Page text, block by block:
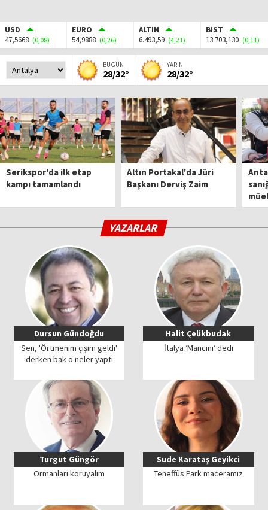
USD
47,5668 (0,08)
EURO
54,9888 (0,26)
ALTIN
6.493,59 (4,21)
BIST
13.703,130 (0,11)
BUGÜN
28/32°
YARIN
28/32°
Serikspor'da ilk etap
kampı tamamlandı
Altın Portakal'da Jüri
Başkanı Derviş Zaim
YAZARLAR
Dursun Gündoğdu
Sen, 'Örtmenim çişim geldi'
derken bak o neler yaptı
Halit Çelikbudak
İtalya ‘Mancini‘ dedi
Turgut Güngör
Ormanları koruyalım
Sude Karataş Geyikci
Teneffüs Park maceramız